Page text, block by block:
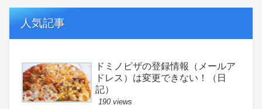
人気記事
ドミノピザの登録情報（メールア
ドレス）は変更できない！（日
記）
190 views